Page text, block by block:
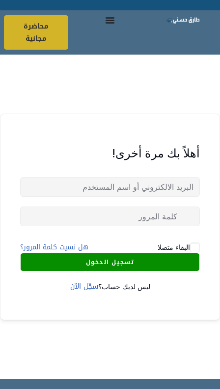
محاضرة
مجانية
أهلاً بك مرة أخرى!
البقاء متصلا هل نسيت كلمة المرور؟
تسجيل الدخول
ليس لديك حساب؟سجّل الآن